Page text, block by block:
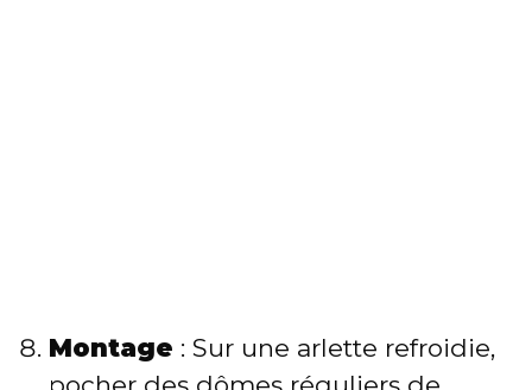
Montage : Sur une arlette refroidie,